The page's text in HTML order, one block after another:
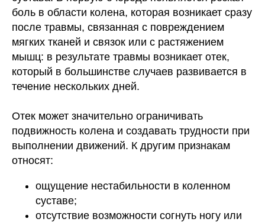
боль в области колена, которая возникает сразу
после травмы, связанная с повреждением
мягких тканей и связок или с растяжением
мышц: в результате травмы возникает отек,
который в большинстве случаев развивается в
течение нескольких дней.
Отек может значительно ограничивать
подвижность колена и создавать трудности при
выполнении движений. К другим признакам
относят:
ощущение нестабильности в коленном
суставе;
отсутствие возможности согнуть ногу или